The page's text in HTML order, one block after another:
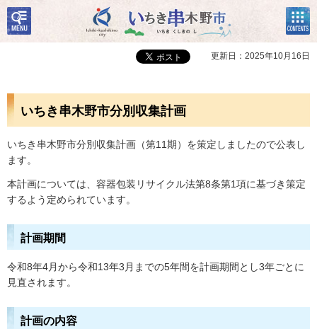
いちき串木野市
検
索・
共通
コン
テン
ツメ
ニュ
更新日：2025年10月16日
いちき串木野市分別収集計画
いちき串木野市分別収集計画（第11期）を策定しましたので公表し
ます。
本計画については、容器包装リサイクル法第8条第1項に基づき策定
するよう定められています。
計画期間
令和8年4月から令和13年3月までの5年間を計画期間とし3年ごとに
見直されます。
計画の内容